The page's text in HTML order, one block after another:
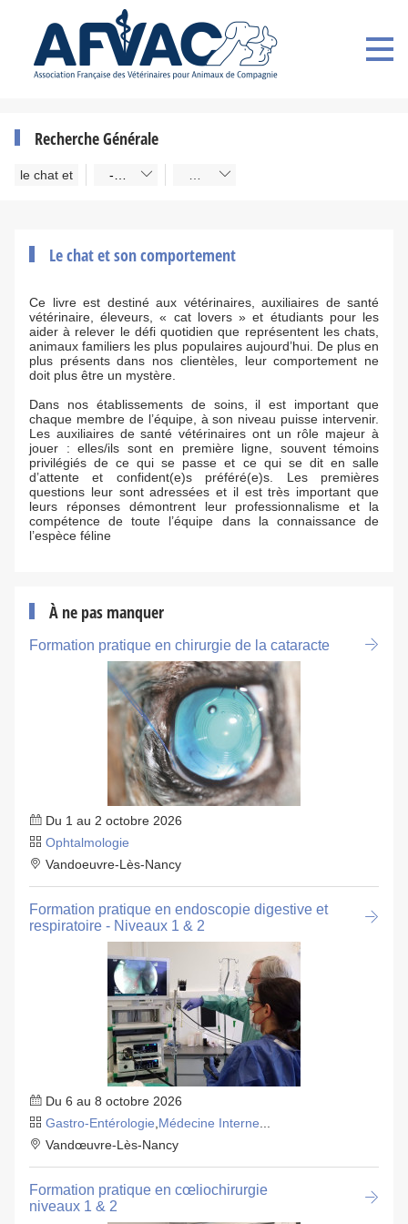
Recherche Générale
- Types - Titre A->Z
Le chat et son comportement
Ce livre est destiné aux vétérinaires, auxiliaires de santé
vétérinaire, éleveurs, « cat lovers » et étudiants pour les
aider à relever le défi quotidien que représentent les chats,
animaux familiers les plus populaires aujourd’hui. De plus en
plus présents dans nos clientèles, leur comportement ne
doit plus être un mystère.
Dans nos établissements de soins, il est important que
chaque membre de l’équipe, à son niveau puisse intervenir.
Les auxiliaires de santé vétérinaires ont un rôle majeur à
jouer : elles/ils sont en première ligne, souvent témoins
privilégiés de ce qui se passe et ce qui se dit en salle
d’attente et confident(e)s préféré(e)s. Les premières
questions leur sont adressées et il est très important que
leurs réponses démontrent leur professionnalisme et la
compétence de toute l’équipe dans la connaissance de
l’espèce féline
À ne pas manquer
Formation pratique en chirurgie de la cataracte
Du 1 au 2 octobre 2026
Ophtalmologie
Vandoeuvre-Lès-Nancy
Formation pratique en endoscopie digestive et
respiratoire - Niveaux 1 & 2
Du 6 au 8 octobre 2026
Gastro-Entérologie Médecine Interne
Vandœuvre-Lès-Nancy
Formation pratique en cœliochirurgie
niveaux 1 & 2